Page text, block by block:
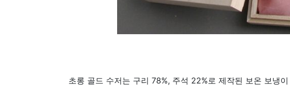
초롱 골드 수저는 구리 78%, 주석 22%로 제작된 보온 보냉